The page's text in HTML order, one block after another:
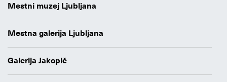
Mestni muzej Ljubljana
Mestna galerija Ljubljana
Galerija Jakopič